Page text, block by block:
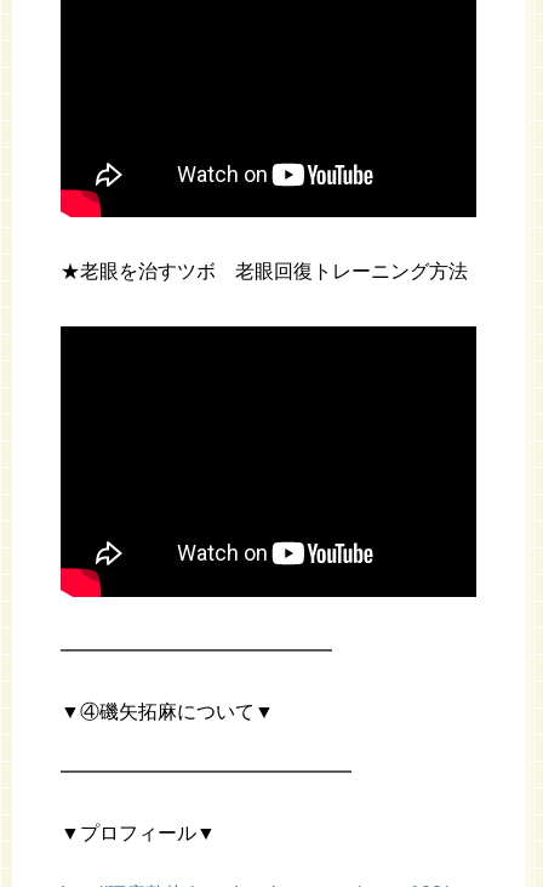
★老眼を治すツボ 老眼回復トレーニング方法
━━━━━━━━━━━━━━
▼④磯矢拓麻について▼
━━━━━━━━━━━━━━━
▼プロフィール▼